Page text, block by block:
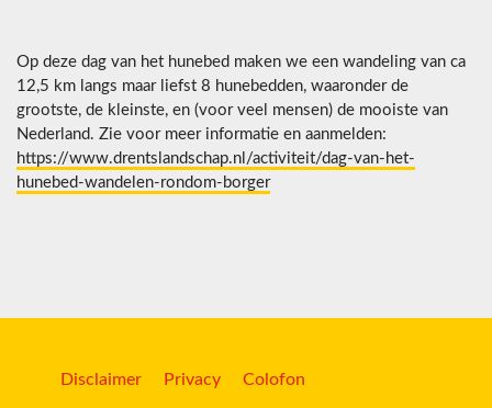
Op deze dag van het hunebed maken we een wandeling van ca
12,5 km langs maar liefst 8 hunebedden, waaronder de
grootste, de kleinste, en (voor veel mensen) de mooiste van
Nederland. Zie voor meer informatie en aanmelden:
https://www.drentslandschap.nl/activiteit/dag-van-het-
hunebed-wandelen-rondom-borger
Disclaimer Privacy Colofon